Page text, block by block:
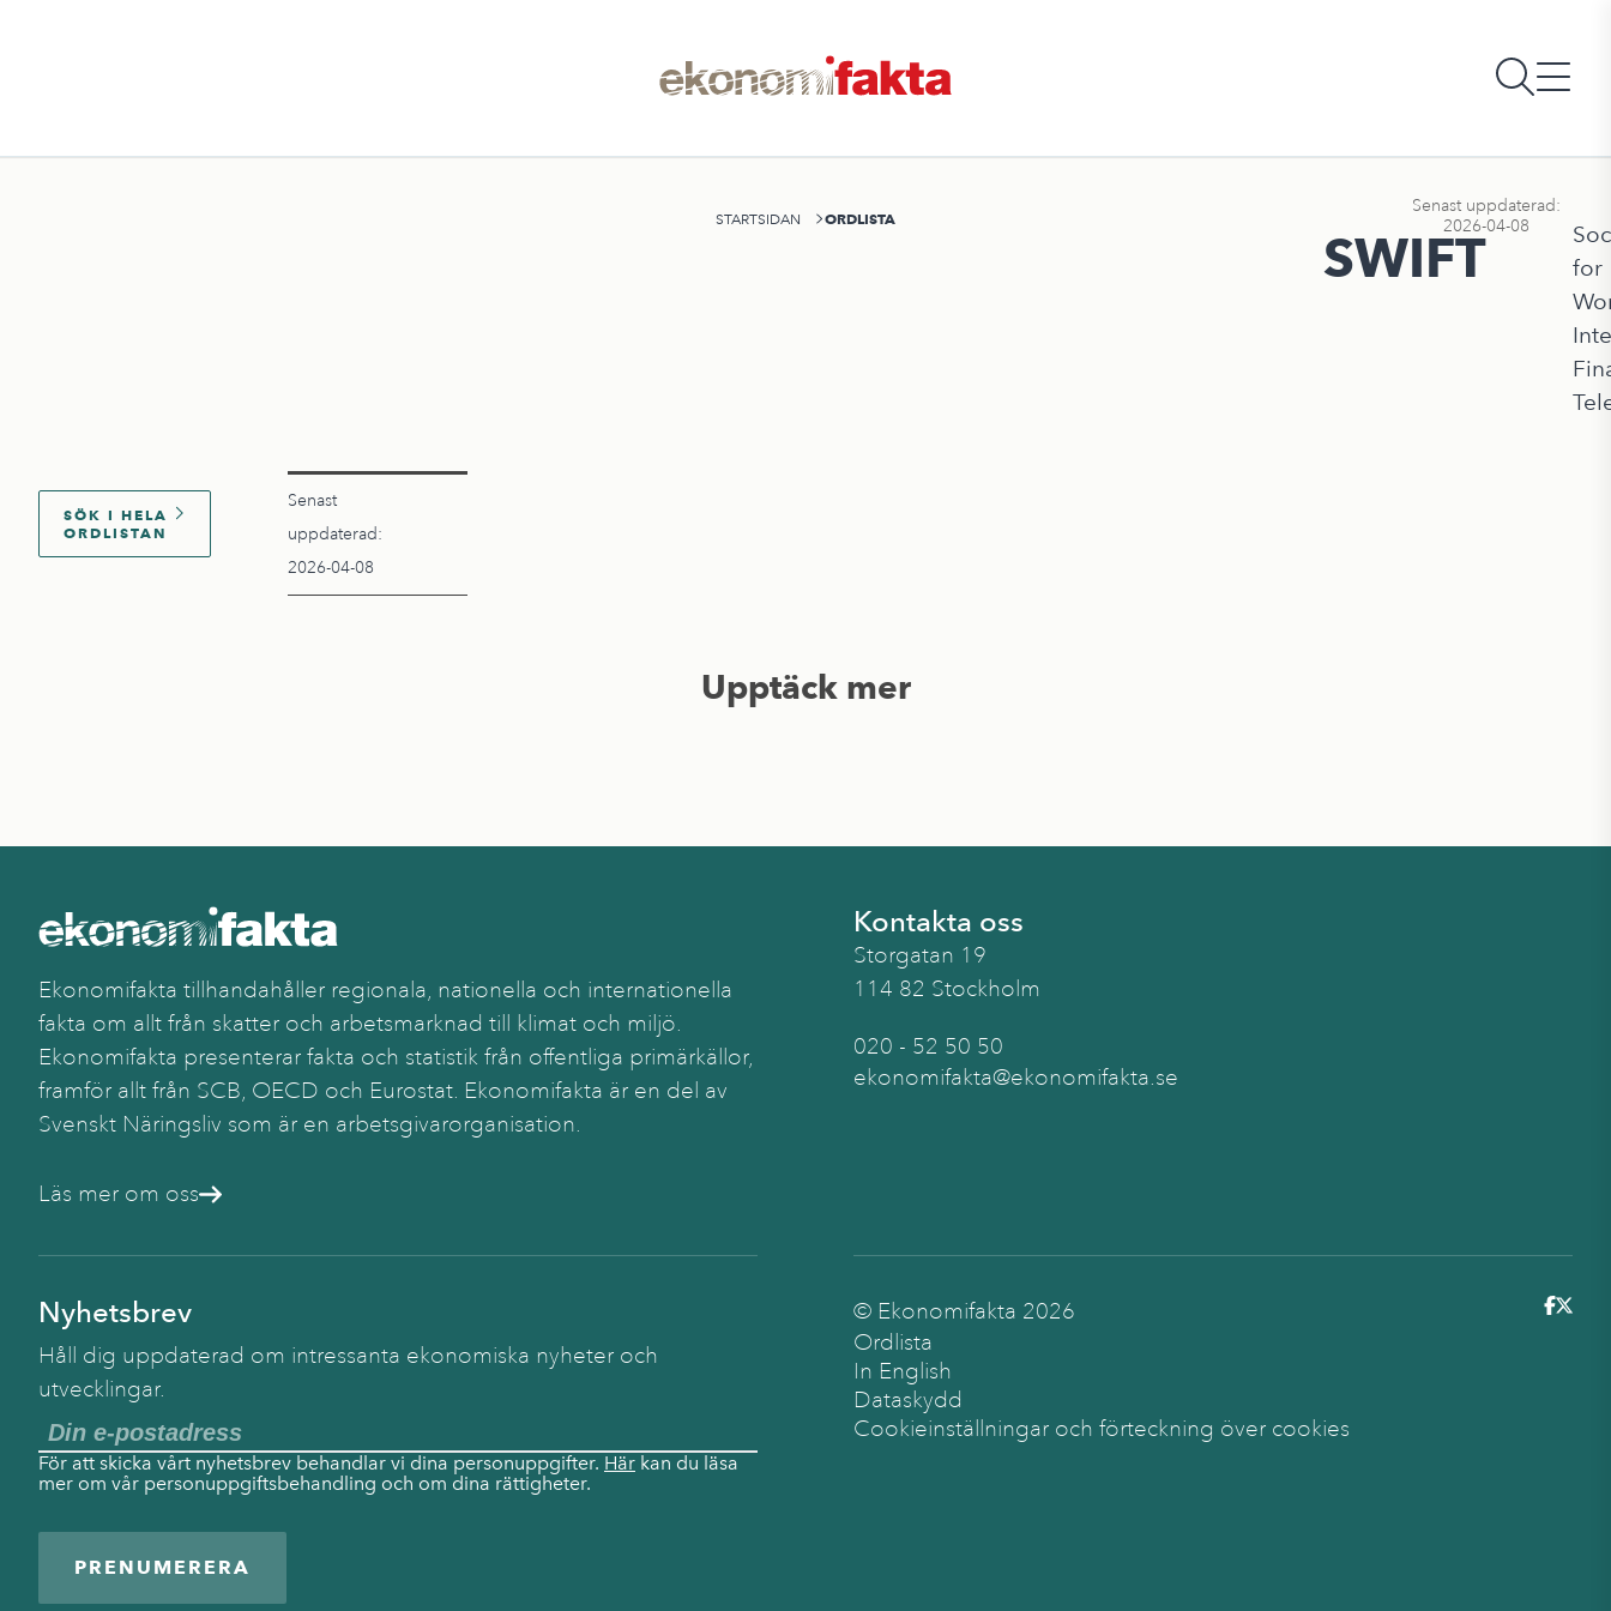
STARTSIDAN ORDLISTA
SWIFT
Senast uppdaterad:
2026-04-08
for
SÖK I HELA
ORDLISTAN
Senast
uppdaterad:
2026-04-08
Upptäck mer
Ekonomifakta tillhandahåller regionala, nationella och internationella
fakta om allt från skatter och arbetsmarknad till klimat och miljö.
Ekonomifakta presenterar fakta och statistik från offentliga primärkällor,
framför allt från SCB, OECD och Eurostat. Ekonomifakta är en del av
Svenskt Näringsliv som är en arbetsgivarorganisation.
Läs mer om oss
Kontakta oss
Storgatan 19
114 82 Stockholm
020 - 52 50 50
ekonomifakta@ekonomifakta.se
Nyhetsbrev
Håll dig uppdaterad om intressanta ekonomiska nyheter och
utvecklingar.
För att skicka vårt nyhetsbrev behandlar vi dina personuppgifter. Här kan du läsa
mer om vår personuppgiftsbehandling och om dina rättigheter.
PRENUMERERA
© Ekonomifakta 2026
Ordlista
In English
Dataskydd
Cookieinställningar och förteckning över cookies